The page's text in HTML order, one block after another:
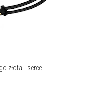
złota - serce